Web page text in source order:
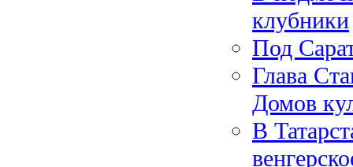
клубники
Под
Глава
Домов
В